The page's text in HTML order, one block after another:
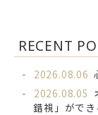
RECENT
2026.08.06
2026.08.05
錯視」がで